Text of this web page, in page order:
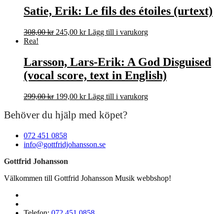
var:
330,00 kr.
är:
199,00 kr.
Satie, Erik: Le fils des étoiles (urtext)
308,00kr Det
308,00 kr.
245,00 krDet
245,00 kr.
Lägg till i varukorg
Rea!
Larsson, Lars-Erik: A God Disguised
(vocal score, text in English)
299,00kr Det
priset
var:
299,00 kr.
199,00 krDet
priset
Lägg till i varukorg
Behöver du hjälp med köpet?
072 451 0858
info@gottfridjohansson.se
Gottfrid Johansson
Välkommen till Gottfrid Johansson Musik webbshop!